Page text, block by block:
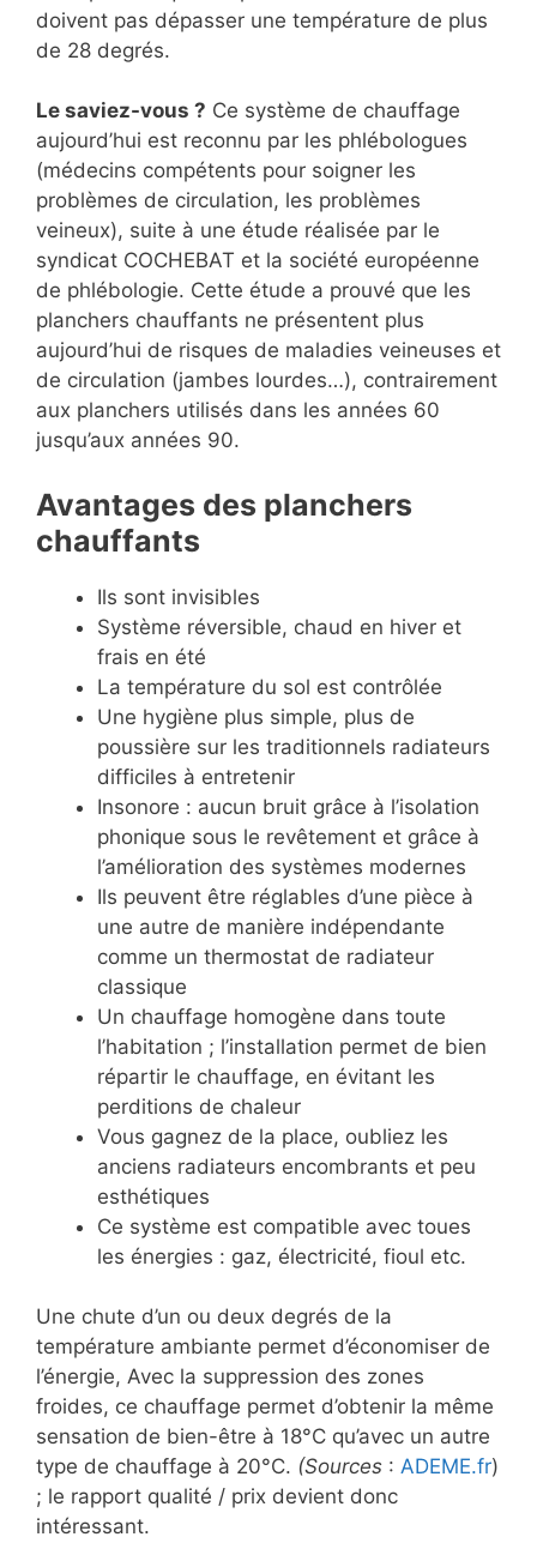
doivent pas dépasser une température de plus
de 28 degrés.
Le saviez-vous ? Ce système de chauffage
aujourd’hui est reconnu par les phlébologues
(médecins compétents pour soigner les
problèmes de circulation, les problèmes
veineux), suite à une étude réalisée par le
syndicat COCHEBAT et la société européenne
de phlébologie. Cette étude a prouvé que les
planchers chauffants ne présentent plus
aujourd’hui de risques de maladies veineuses et
de circulation (jambes lourdes…), contrairement
aux planchers utilisés dans les années 60
jusqu’aux années 90.
Avantages des planchers
chauffants
Ils sont invisibles
Système réversible, chaud en hiver et
frais en été
La température du sol est contrôlée
Une hygiène plus simple, plus de
poussière sur les traditionnels radiateurs
difficiles à entretenir
Insonore : aucun bruit grâce à l’isolation
phonique sous le revêtement et grâce à
l’amélioration des systèmes modernes
Ils peuvent être réglables d’une pièce à
une autre de manière indépendante
comme un thermostat de radiateur
classique
Un chauffage homogène dans toute
l’habitation ; l’installation permet de bien
répartir le chauffage, en évitant les
perditions de chaleur
Vous gagnez de la place, oubliez les
anciens radiateurs encombrants et peu
esthétiques
Ce système est compatible avec toues
les énergies : gaz, électricité, fioul etc.
Une chute d’un ou deux degrés de la
température ambiante permet d’économiser de
l’énergie, Avec la suppression des zones
froides, ce chauffage permet d’obtenir la même
sensation de bien-être à 18°C qu’avec un autre
type de chauffage à 20°C. (Sources : ADEME.fr)
; le rapport qualité / prix devient donc
intéressant.